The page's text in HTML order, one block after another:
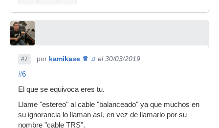
#7 por kamikase ♕ ♫ el 30/03/2019
#6
El que se equivoca eres tu.
Llame "estereo" al cable "balanceado" ya que muchos en
su ignorancia lo llaman así, en vez de llamarlo por su
nombre "cable TRS".